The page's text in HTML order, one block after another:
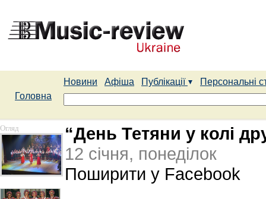
Новини Афіша Публікації
Персональні
Головна
Огляд
“День Тетяни у колі
12 січня, понеділок
Поширити у Facebook